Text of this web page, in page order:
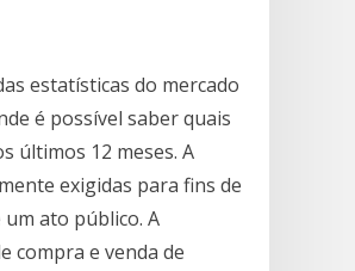
estatísticas do mercado
é possível saber quais
últimos 12 meses. A
exigidas para fins de
ato público. A
compra e venda de